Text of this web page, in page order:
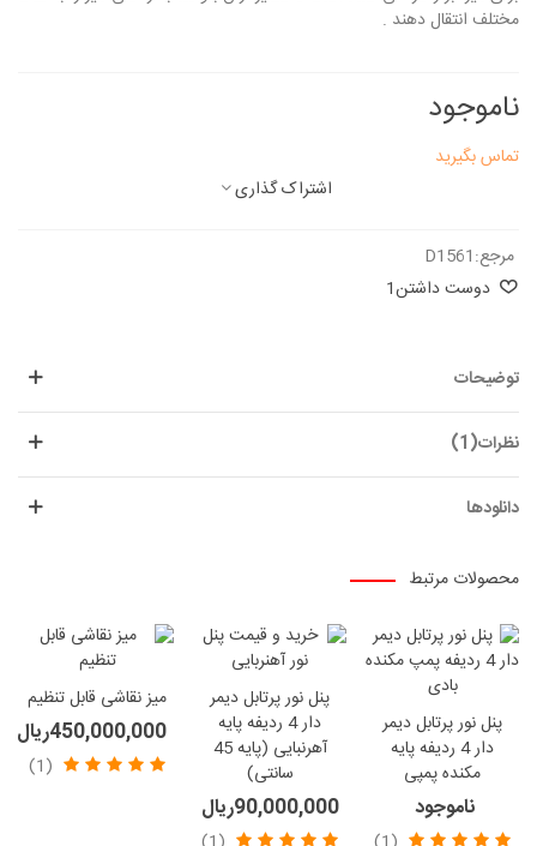
مختلف انتقال دهند .
ناموجود
تماس بگیرید
اشتراک گذاری
مرجع:D1561
دوست داشتن1
توضیحات
نظرات(1)
دانلودها
محصولات مرتبط
پنل نور پرتابل دیمر
دار 4 ردیفه پایه
مکنده پمپی
ناموجود
پنل نور پرتابل دیمر
دار 4 ردیفه پایه
آهرنبایی (پایه 45
سانتی)
90,000,000ریال
میز نقاشی قابل تنظیم
450,000,000ریال
(1)